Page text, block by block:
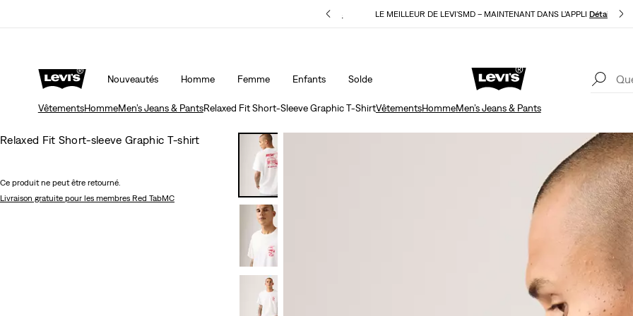
Détails LE MEILLEUR DE LEVI'SMD – MAINTENANT DANS L’APPLIDétails
Nouveautés Homme Femme Enfants Solde
15 % DE RABAIS SUR VOTRE PREMIÈRE COMMANDE
VêtementsHommeMen’s Jeans & PantsRelaxed Fit Short-Sleeve Graphic T-ShirtVêtementsHommeMen’s Jeans & Pants
Relaxed Fit Short-sleeve Graphic T-shirt
Ce produit ne peut être retourné.
Livraison gratuite pour les membres Red TabMC